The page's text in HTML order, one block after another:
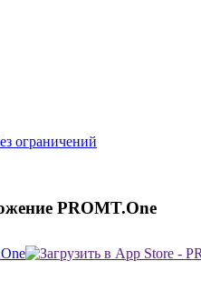
ограничений
PROMT.One